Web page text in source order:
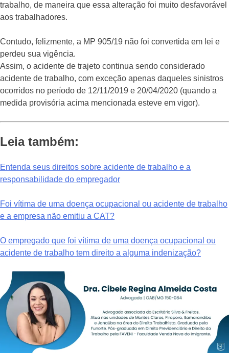
trabalho, de maneira que essa alteração foi muito desfavorável
aos trabalhadores.
Contudo, felizmente, a MP 905/19 não foi convertida em lei e
perdeu sua vigência.
Assim, o acidente de trajeto continua sendo considerado
acidente de trabalho, com exceção apenas daqueles sinistros
ocorridos no período de 12/11/2019 e 20/04/2020 (quando a
medida provisória acima mencionada esteve em vigor).
Leia também:
Entenda seus direitos sobre acidente de trabalho e a
responsabilidade do empregador
Foi vítima de uma doença ocupacional ou acidente de trabalho
e a empresa não emitiu a CAT?
O empregado que foi vítima de uma doença ocupacional ou
acidente de trabalho tem direito a alguma indenização?